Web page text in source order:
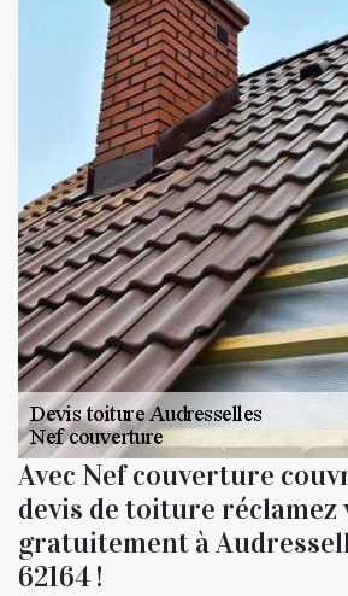
Avec Nef couverture
devis de toiture réclamez
gratuitement à
62164 !